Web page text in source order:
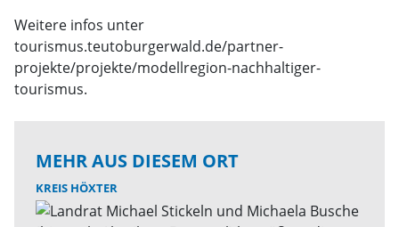
Weitere infos unter
tourismus.teutoburgerwald.de/partner-
projekte/projekte/modellregion-nachhaltiger-
tourismus.
MEHR AUS DIESEM ORT
KREIS HÖXTER